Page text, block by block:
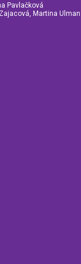
Pavlačková
Martina